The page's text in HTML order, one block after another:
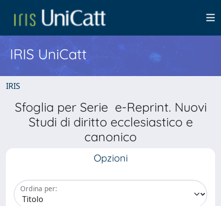
IRIS UniCatt
IRIS
Sfoglia per Serie e-Reprint. Nuovi
Studi di diritto ecclesiastico e
canonico
Opzioni
Ordina per: